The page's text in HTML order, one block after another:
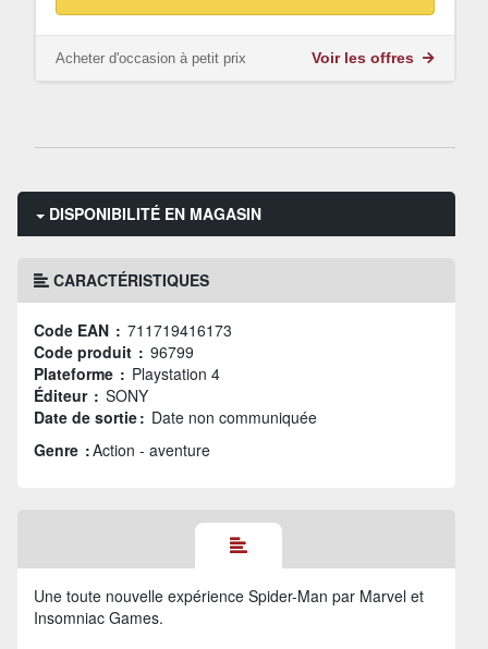
Acheter d'occasion à petit prix Voir les offres
DISPONIBILITÉ EN MAGASIN
CARACTÉRISTIQUES
Code EAN : 711719416173
Code produit : 96799
Plateforme : Playstation 4
Éditeur : SONY
Date de sortie : Date non communiquée
Genre :Action - aventure
Une toute nouvelle expérience Spider-Man par Marvel et
Insomniac Games.